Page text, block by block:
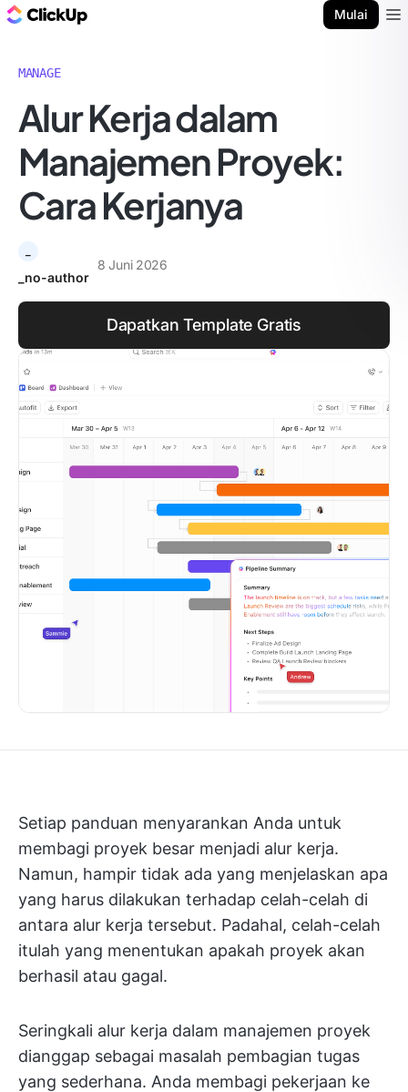
Mulai
MANAGE
Alur Kerja dalam
Manajemen Proyek:
Cara Kerjanya
_no-author
8 Juni 2026
Dapatkan Template Gratis
Setiap panduan menyarankan Anda untuk
membagi proyek besar menjadi alur kerja.
Namun, hampir tidak ada yang menjelaskan apa
yang harus dilakukan terhadap celah-celah di
antara alur kerja tersebut. Padahal, celah-celah
itulah yang menentukan apakah proyek akan
berhasil atau gagal.
Seringkali alur kerja dalam manajemen proyek
dianggap sebagai masalah pembagian tugas
yang sederhana. Anda membagi pekerjaan ke